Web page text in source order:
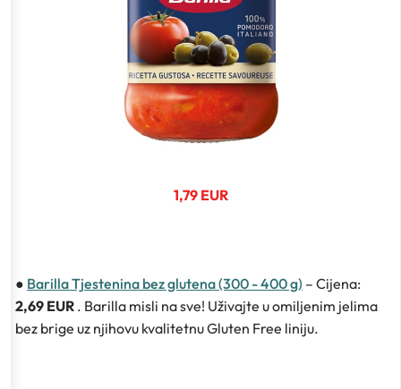
1,79 EUR
● Barilla Tjestenina bez glutena (300 - 400 g) – Cijena:
2,69 EUR . Barilla misli na sve! Uživajte u omiljenim jelima
bez brige uz njihovu kvalitetnu Gluten Free liniju.